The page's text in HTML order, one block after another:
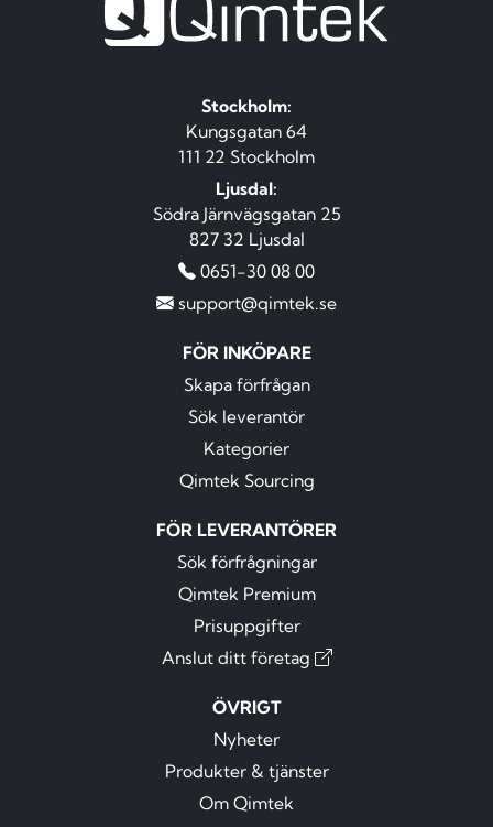
Stockholm:
Kungsgatan 64
111 22 Stockholm
Ljusdal:
Södra Järnvägsgatan 25
827 32 Ljusdal
0651-30 08 00
support@qimtek.se
FÖR INKÖPARE
Skapa förfrågan
Sök leverantör
Kategorier
Qimtek Sourcing
FÖR LEVERANTÖRER
Sök förfrågningar
Qimtek Premium
Prisuppgifter
Anslut ditt företag
ÖVRIGT
Nyheter
Produkter & tjänster
Om Qimtek